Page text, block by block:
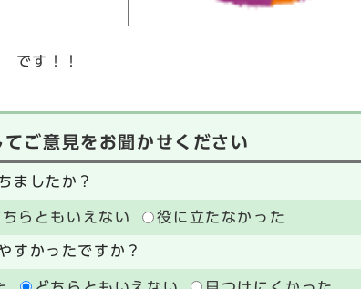
です！！
ご意見をお聞かせください
ましたか？
ちらともいえない 役に立たなかった
すかったですか？